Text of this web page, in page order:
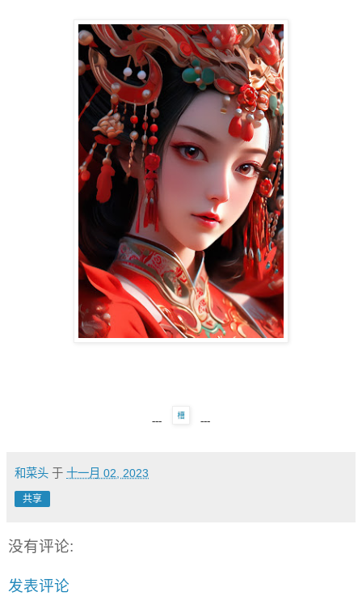
--- ---
和菜头 于 十一月 02, 2023
共享
没有评论:
发表评论